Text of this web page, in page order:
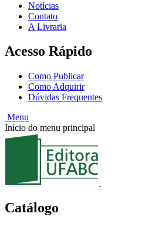
Notícias
Contato
A Livraria
Acesso Rápido
Como Publicar
Como Adquirir
Dúvidas Frequentes
Menu
Início do menu principal
Catálogo